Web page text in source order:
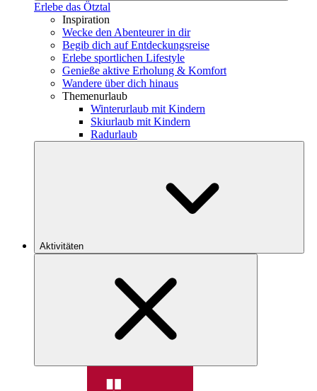
Erlebe das Ötztal
Inspiration
Wecke den Abenteurer in dir
Begib dich auf Entdeckungsreise
Erlebe sportlichen Lifestyle
Genieße aktive Erholung & Komfort
Wandere über dich hinaus
Themenurlaub
Winterurlaub mit Kindern
Skiurlaub mit Kindern
Radurlaub
Aktivitäten